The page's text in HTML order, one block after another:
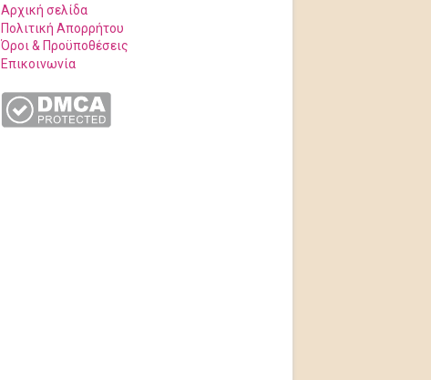
Αρχική σελίδα
Πολιτική Απορρήτου
Όροι & Προϋποθέσεις
Επικοινωνία